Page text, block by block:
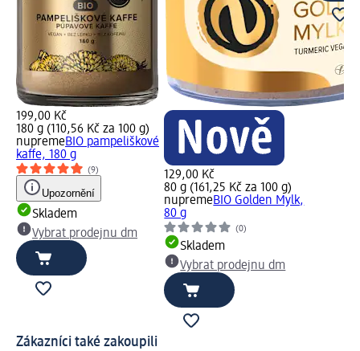
199,00 Kč
180 g (110,56 Kč za 100 g)
nupremeBIO pampeliškové
kaffe, 180 g
(9)
Upozornění
Skladem
Vybrat prodejnu dm
129,00 Kč
80 g (161,25 Kč za 100 g)
nupremeBIO Golden Mylk,
80 g
(0)
Skladem
Vybrat prodejnu dm
Zákazníci také zakoupili